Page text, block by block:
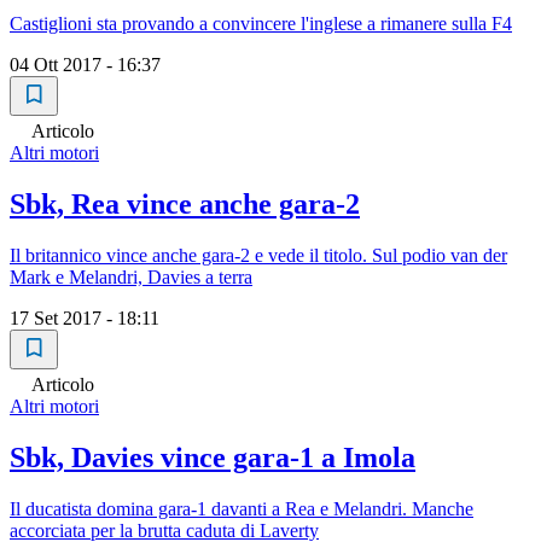
Castiglioni sta provando a convincere l'inglese a rimanere sulla F4
04 Ott 2017 - 16:37
Articolo
Altri motori
Sbk, Rea vince anche gara-2
Il britannico vince anche gara-2 e vede il titolo. Sul podio van der
Mark e Melandri, Davies a terra
17 Set 2017 - 18:11
Articolo
Altri motori
Sbk, Davies vince gara-1 a Imola
Il ducatista domina gara-1 davanti a Rea e Melandri. Manche
accorciata per la brutta caduta di Laverty